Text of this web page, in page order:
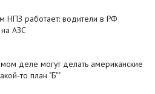
НПЗ работает: водители в РФ
АЗС
деле могут делать американские
то план "Б""